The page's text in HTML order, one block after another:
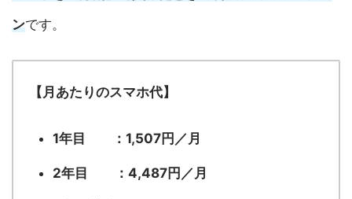
ンです。
【月あたりのスマホ代】
1年目 ：1,507円／月
2年目 ：4,487円／月